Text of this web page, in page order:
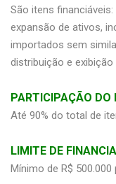
São itens
expansão de ativos,
importados sem
distribuição e
PARTICIPAÇÃO DO
Até 90% do total de
LIMITE DE
Mínimo de R$